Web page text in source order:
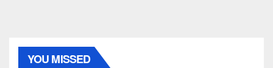
YOU MISSED